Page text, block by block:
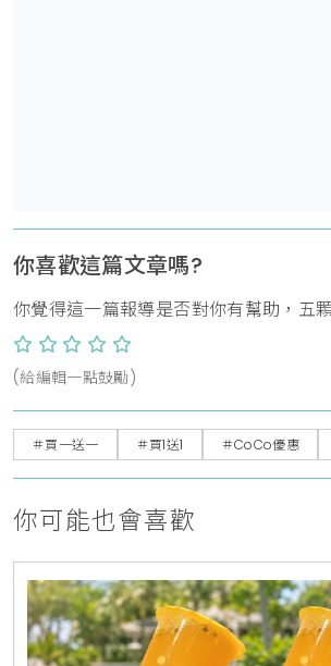
你喜歡這篇文章嗎?
你覺得這一篇報導是否對你有幫助，五
(給編輯一點鼓勵)
＃買一送一 ＃買1送1 ＃CoCo優惠
你可能也會喜歡